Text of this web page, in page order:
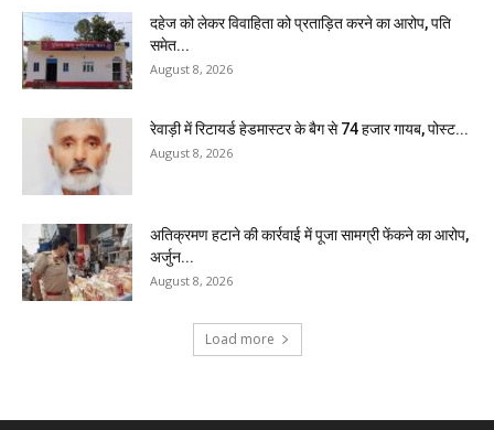
दहेज को लेकर विवाहिता को प्रताड़ित करने का आरोप, पति
समेत...
August 8, 2026
रेवाड़ी में रिटायर्ड हेडमास्टर के बैग से ₹74 हजार गायब, पोस्ट...
August 8, 2026
अतिक्रमण हटाने की कार्रवाई में पूजा सामग्री फेंकने का आरोप,
अर्जुन...
August 8, 2026
Load more